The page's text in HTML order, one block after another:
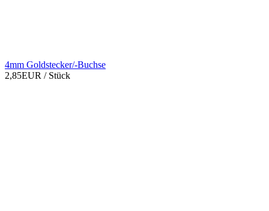
4mm Goldstecker/-Buchse
2,85EUR / Stück